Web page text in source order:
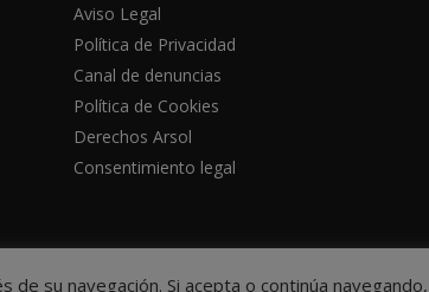
Aviso Legal
Política de Privacidad
Canal de denuncias
Política de Cookies
Derechos Arsol
Consentimiento legal
su navegación. Si acepta o continúa